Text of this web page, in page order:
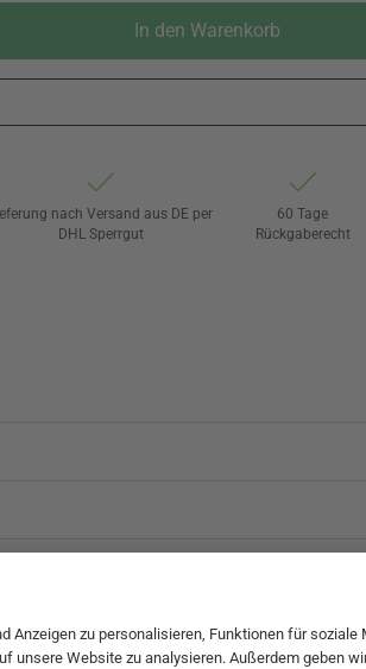
In den Warenkorb
nach Versand aus DE per
DHL Sperrgut
60 Tage
Rückgaberecht